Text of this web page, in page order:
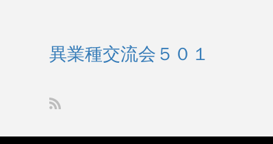
異業種交流会５０１